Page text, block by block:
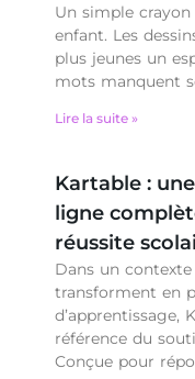
Un simple
enfant. Les
plus jeunes un
mots manquent
Lire la suite »
Kartable :
ligne
réussite
Dans un
transforment en
d’apprentissage,
référence du
Conçue pour